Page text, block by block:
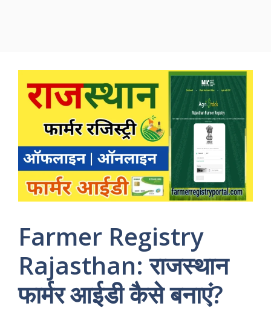
Farmer Registry
Rajasthan: राजस्थान
फार्मर आईडी कैसे बनाएं?